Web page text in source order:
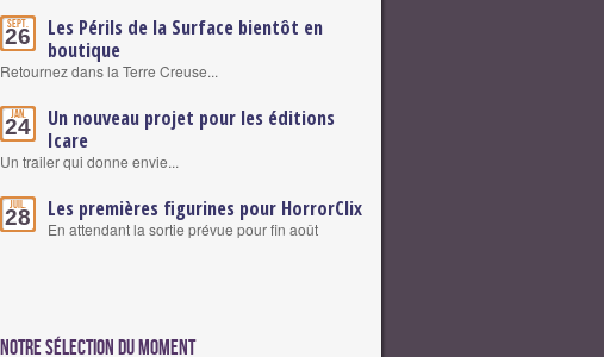
Sept.
26
Les Périls de la Surface bientôt en
boutique
Retournez dans la Terre Creuse...
Jan.
24
Un nouveau projet pour les éditions
Icare
Un trailer qui donne envie...
Juil.
28 Les premières figurines pour HorrorClix
En attendant la sortie prévue pour fin août
Notre sélection du moment